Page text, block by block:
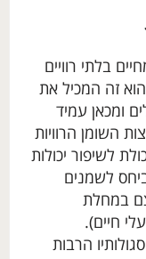
בלתי רוויים
הוא זה המכיל את
ומכאן עמיד
השומן הרוויות
לשיפור יכולות
לשמנים
במחלת
חיים).
הרבות